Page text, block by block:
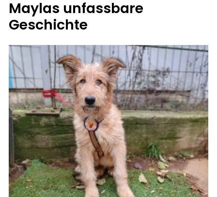
Maylas unfassbare
Geschichte